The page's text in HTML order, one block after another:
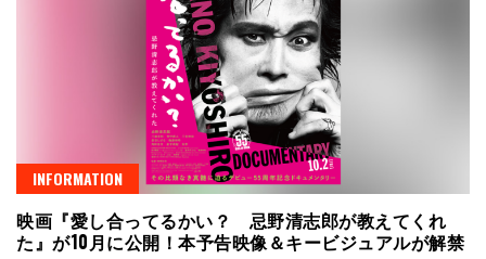
INFORMATION
映画『愛し合ってるかい？ 忌野清志郎が教えてくれ
た』が10月に公開！本予告映像＆キービジュアルが解禁